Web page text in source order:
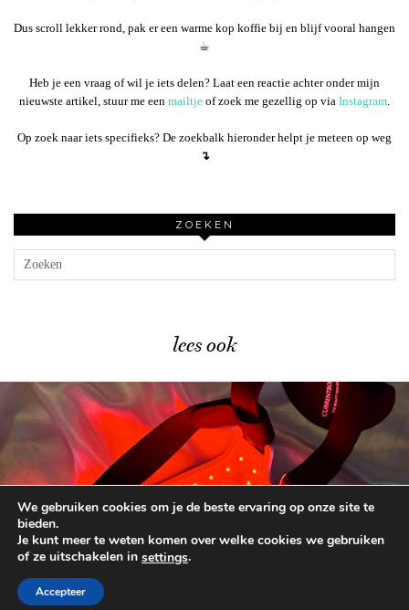
Dus scroll lekker rond, pak er een warme kop koffie bij en blijf vooral hangen
☕︎
Heb je een vraag of wil je iets delen? Laat een reactie achter onder mijn
nieuwste artikel, stuur me een mailtje of zoek me gezellig op via Instagram.
Op zoek naar iets specifieks? De zoekbalk hieronder helpt je meteen op weg
↴
ZOEKEN
lees ook
Dit is HET moment …
We gebruiken cookies om je de beste ervaring op onze site te
bieden.
Je kunt meer te weten komen over welke cookies we gebruiken
of ze uitschakelen in settings.
Accepteer